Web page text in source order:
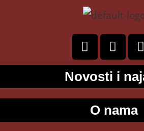
Novosti i
O nama